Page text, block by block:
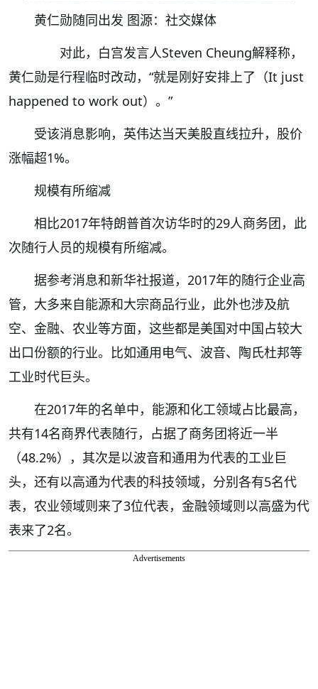
黄仁勋随同出发 图源：社交媒体
对此，白宫发言人Steven Cheung解释称，
黄仁勋是行程临时改动，“就是刚好安排上了（It just
happened to work out）。”
受该消息影响，英伟达当天美股直线拉升，股价
涨幅超1%。
规模有所缩减
相比2017年特朗普首次访华时的29人商务团，此
次随行人员的规模有所缩减。
据参考消息和新华社报道，2017年的随行企业高
管，大多来自能源和大宗商品行业，此外也涉及航
空、金融、农业等方面，这些都是美国对中国占较大
出口份额的行业。比如通用电气、波音、陶氏杜邦等
工业时代巨头。
在2017年的名单中，能源和化工领域占比最高，
共有14名商界代表随行，占据了商务团将近一半
（48.2%），其次是以波音和通用为代表的工业巨
头，还有以高通为代表的科技领域，分别各有5名代
表，农业领域则来了3位代表，金融领域则以高盛为代
表来了2名。
Advertisements